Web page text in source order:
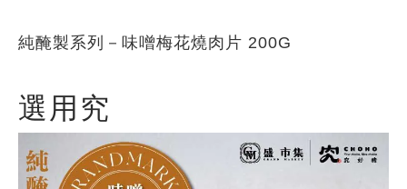
純醃製系列－味噌梅花燒肉片 200G
選用究